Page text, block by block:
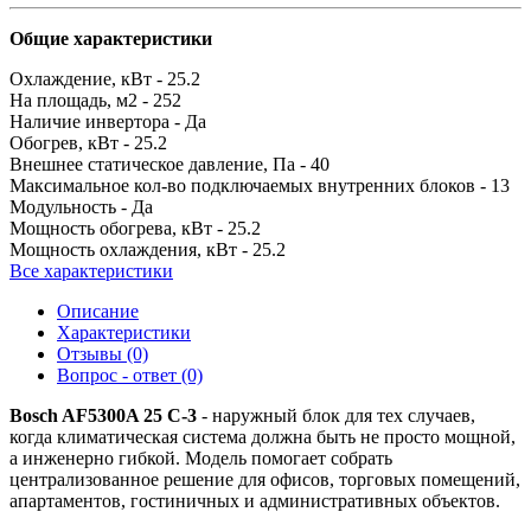
Общие характеристики
Охлаждение, кВт - 25.2
На площадь, м2 - 252
Наличие инвертора - Да
Обогрев, кВт - 25.2
Внешнее статическое давление, Па - 40
Максимальное кол-во подключаемых внутренних блоков - 13
Модульность - Да
Мощность обогрева, кВт - 25.2
Мощность охлаждения, кВт - 25.2
Все характеристики
Описание
Характеристики
Отзывы (0)
Вопрос - ответ (0)
Bosch AF5300A 25 C-3 - наружный блок для тех случаев,
когда климатическая система должна быть не просто мощной,
а инженерно гибкой. Модель помогает собрать
централизованное решение для офисов, торговых помещений,
апартаментов, гостиничных и административных объектов.